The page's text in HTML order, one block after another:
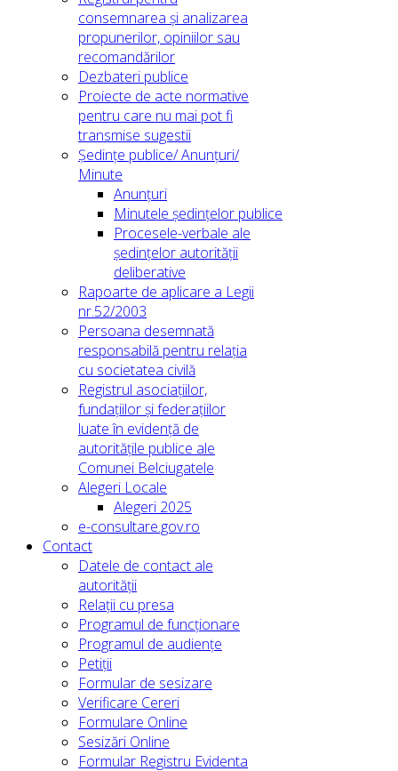
consemnarea și analizarea
propunerilor, opiniilor sau
recomandărilor
Dezbateri publice
Proiecte de acte normative
pentru care nu mai pot fi
transmise sugestii
Ședințe publice/ Anunțuri/
Minute
Anunțuri
Minutele ședințelor publice
Procesele-verbale ale
ședințelor autorității
deliberative
Rapoarte de aplicare a Legii
nr.52/2003
Persoana desemnată
responsabilă pentru relația
cu societatea civilă
Registrul asociațiilor,
fundațiilor și federațiilor
luate în evidență de
autoritățile publice ale
Comunei Belciugatele
Alegeri Locale
Alegeri 2025
e-consultare.gov.ro
Contact
Datele de contact ale
autorității
Relații cu presa
Programul de funcționare
Programul de audiențe
Petiții
Formular de sesizare
Verificare Cereri
Formulare Online
Sesizări Online
Formular Registru Evidenta